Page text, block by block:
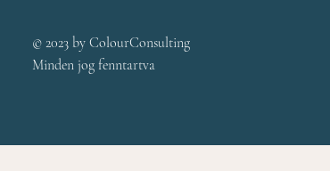
© 2023 by ColourConsulting
Minden jog fenntartva